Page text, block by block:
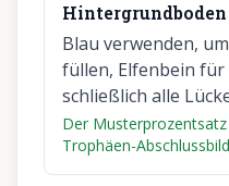
Blau verwenden,
füllen, Elfenbein
schließlich alle
Der
Trophäen-